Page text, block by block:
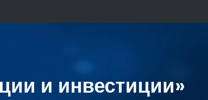
и инвестиции»